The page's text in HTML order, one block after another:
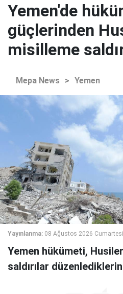
Yemen'de
güçlerinden
misilleme
Mepa News > Yemen
Yayınlanma: 08 Ağustos 2026
Yemen hükümeti,
saldırılar